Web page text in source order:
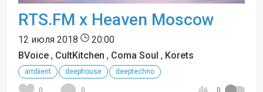
RTS.FM x Heaven Moscow
12 июля 2018
20:00
BVoice , CultKitchen , Coma Soul , Korets
ambient deephouse deeptechno
0 0 0